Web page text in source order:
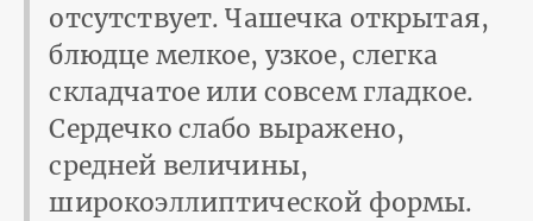
отсутствует. Чашечка открытая,
блюдце мелкое, узкое, слегка
складчатое или совсем гладкое.
Сердечко слабо выражено,
средней величины,
широкоэллиптической формы.